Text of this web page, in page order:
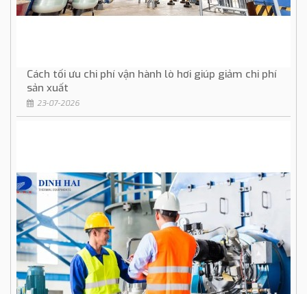
Cách tối ưu chi phí vận hành lò hơi giúp giảm chi phí
sản xuất
23-07-2026